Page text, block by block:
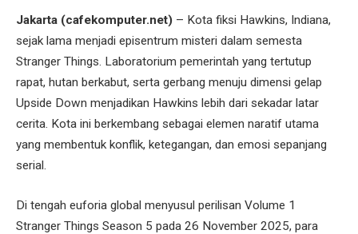
Jakarta (cafekomputer.net) – Kota fiksi Hawkins, Indiana,
sejak lama menjadi episentrum misteri dalam semesta
Stranger Things. Laboratorium pemerintah yang tertutup
rapat, hutan berkabut, serta gerbang menuju dimensi gelap
Upside Down menjadikan Hawkins lebih dari sekadar latar
cerita. Kota ini berkembang sebagai elemen naratif utama
yang membentuk konflik, ketegangan, dan emosi sepanjang
serial.
Di tengah euforia global menyusul perilisan Volume 1
Stranger Things Season 5 pada 26 November 2025, para